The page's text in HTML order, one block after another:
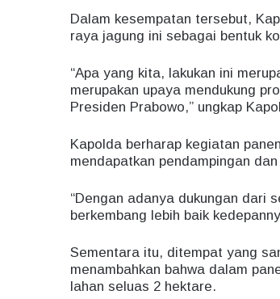
Dalam kesempatan tersebut,
raya jagung ini sebagai bentuk
“Apa yang kita, lakukan ini
merupakan upaya mendukung
Presiden Prabowo,” ungkap
Kapolda berharap kegiatan
mendapatkan pendampingan
“Dengan adanya dukungan dari
berkembang lebih baik
Sementara itu, ditempat yang
menambahkan bahwa dalam
lahan seluas 2 hektare.